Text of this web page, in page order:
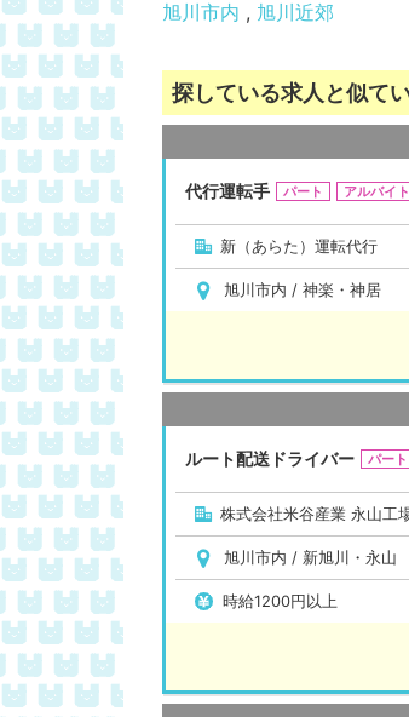
旭川市内 , 旭川近郊
探している求人と似て
代行運転手 パート アルバイト
新（あらた）運転代行
旭川市内 / 神楽・神居
ルート配送ドライバー パート
株式会社米谷産業 永山工
旭川市内 / 新旭川・永山
時給1200円以上